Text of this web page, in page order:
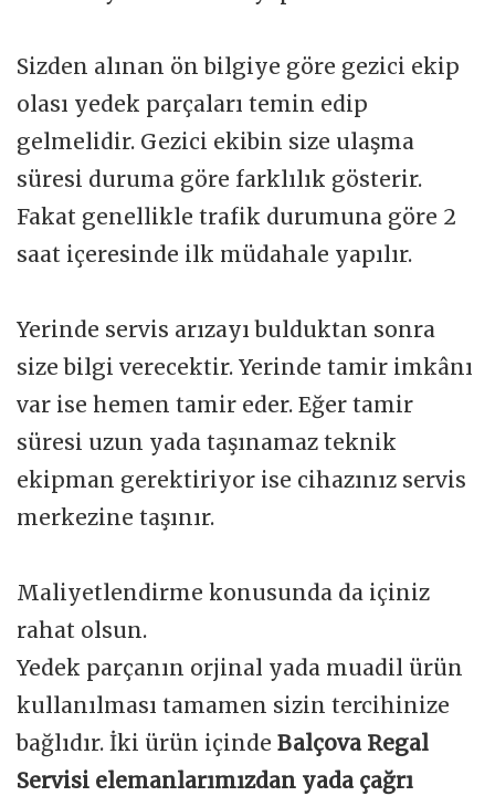
Sizden alınan ön bilgiye göre gezici ekip
olası yedek parçaları temin edip
gelmelidir. Gezici ekibin size ulaşma
süresi duruma göre farklılık gösterir.
Fakat genellikle trafik durumuna göre 2
saat içeresinde ilk müdahale yapılır.
Yerinde servis arızayı bulduktan sonra
size bilgi verecektir. Yerinde tamir imkânı
var ise hemen tamir eder. Eğer tamir
süresi uzun yada taşınamaz teknik
ekipman gerektiriyor ise cihazınız servis
merkezine taşınır.
Maliyetlendirme konusunda da içiniz
rahat olsun.
Yedek parçanın orjinal yada muadil ürün
kullanılması tamamen sizin tercihinize
bağlıdır. İki ürün içinde Balçova Regal
Servisi elemanlarımızdan yada çağrı